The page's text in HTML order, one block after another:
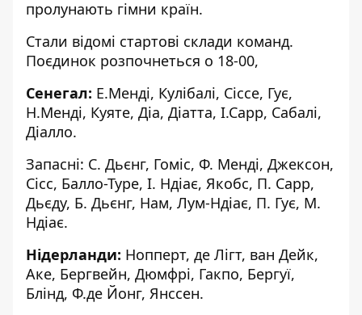
пролунають гімни країн.
Стали відомі стартові склади команд.
Поєдинок розпочнеться о 18-00,
Сенегал: Е.Менді, Кулібалі, Сіссе, Гує,
Н.Менді, Куяте, Діа, Діатта, І.Сарр, Сабалі,
Діалло.
Запасні: С. Дьєнг, Гоміс, Ф. Менді, Джексон,
Сісс, Балло-Туре, І. Ндіає, Якобс, П. Сарр,
Дьєду, Б. Дьєнг, Нам, Лум-Ндіає, П. Гує, М.
Ндіає.
Нідерланди: Нопперт, де Лігт, ван Дейк,
Аке, Бергвейн, Дюмфрі, Гакпо, Бергуї,
Блінд, Ф.де Йонг, Янссен.